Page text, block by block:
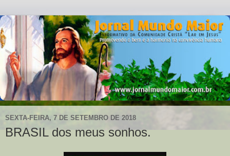
SEXTA-FEIRA, 7 DE SETEMBRO DE 2018
BRASIL dos meus sonhos.